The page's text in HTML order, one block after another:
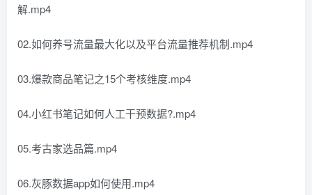
解.mp4
02.如何养号流量最大化以及平台流量推荐机制.mp4
03.爆款商品笔记之15个考核维度.mp4
04.小红书笔记如何人工干预数据?.mp4
05.考古家选品篇.mp4
06.灰豚数据app如何使用.mp4